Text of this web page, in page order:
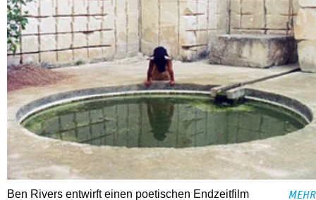
Ben Rivers entwirft einen poetischen Endzeitfilm
MEHR